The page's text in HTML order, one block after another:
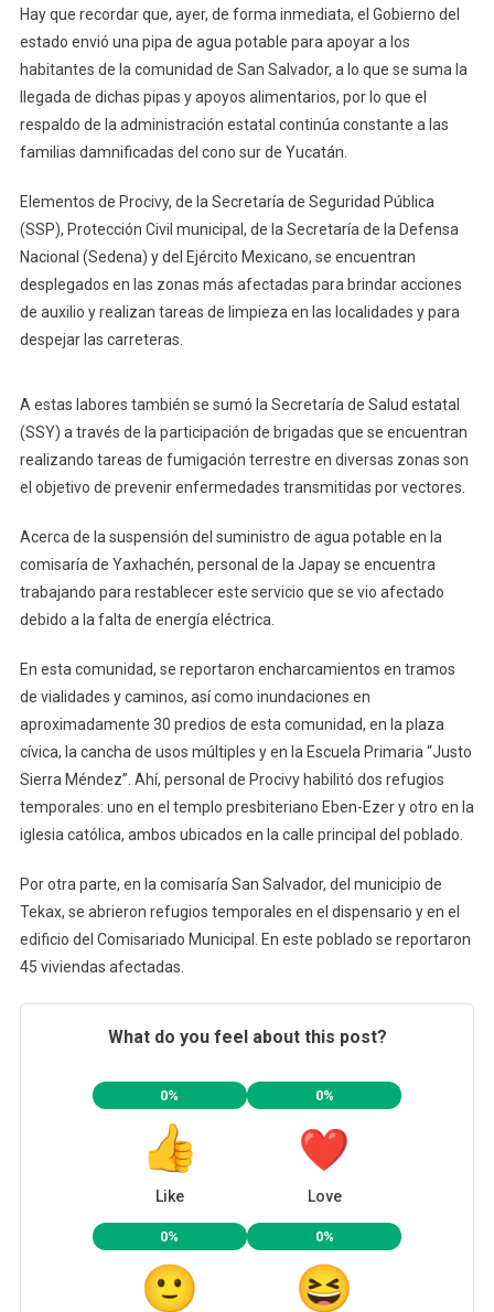
Hay que recordar que, ayer, de forma inmediata, el Gobierno del
estado envió una pipa de agua potable para apoyar a los
habitantes de la comunidad de San Salvador, a lo que se suma la
llegada de dichas pipas y apoyos alimentarios, por lo que el
respaldo de la administración estatal continúa constante a las
familias damnificadas del cono sur de Yucatán.
Elementos de Procivy, de la Secretaría de Seguridad Pública
(SSP), Protección Civil municipal, de la Secretaría de la Defensa
Nacional (Sedena) y del Ejército Mexicano, se encuentran
desplegados en las zonas más afectadas para brindar acciones
de auxilio y realizan tareas de limpieza en las localidades y para
despejar las carreteras.
A estas labores también se sumó la Secretaría de Salud estatal
(SSY) a través de la participación de brigadas que se encuentran
realizando tareas de fumigación terrestre en diversas zonas son
el objetivo de prevenir enfermedades transmitidas por vectores.
Acerca de la suspensión del suministro de agua potable en la
comisaría de Yaxhachén, personal de la Japay se encuentra
trabajando para restablecer este servicio que se vio afectado
debido a la falta de energía eléctrica.
En esta comunidad, se reportaron encharcamientos en tramos
de vialidades y caminos, así como inundaciones en
aproximadamente 30 predios de esta comunidad, en la plaza
cívica, la cancha de usos múltiples y en la Escuela Primaria “Justo
Sierra Méndez”. Ahí, personal de Procivy habilitó dos refugios
temporales: uno en el templo presbiteriano Eben-Ezer y otro en la
iglesia católica, ambos ubicados en la calle principal del poblado.
Por otra parte, en la comisaría San Salvador, del municipio de
Tekax, se abrieron refugios temporales en el dispensario y en el
edificio del Comisariado Municipal. En este poblado se reportaron
45 viviendas afectadas.
What do you feel about this post?
0%
Like
0%
Love
0% 0%